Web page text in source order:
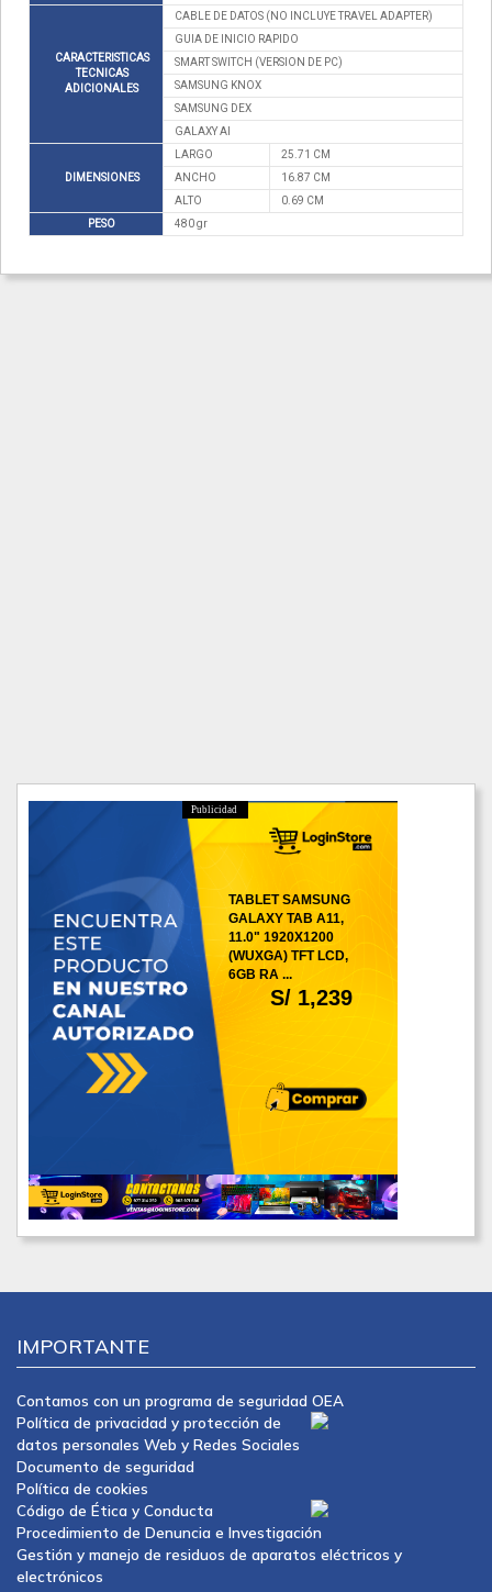
CARACTERISTICAS
TECNICAS
ADICIONALES
CABLE DE DATOS (NO INCLUYE TRAVEL ADAPTER)
GUIA DE INICIO RAPIDO
SMART SWITCH (VERSION DE PC)
SAMSUNG KNOX
SAMSUNG DEX
GALAXY AI
DIMENSIONES
LARGO
25.71 CM
ANCHO
16.87 CM
ALTO
0.69 CM
PESO
480 gr
Publicidad
S/ 1,239
TABLET SAMSUNG
GALAXY TAB A11,
11.0" 1920X1200
(WUXGA) TFT LCD,
6GB RA ...
IMPORTANTE
Contamos con un programa de seguridad OEA
Política de privacidad y protección de
datos personales Web y Redes Sociales
Documento de seguridad
Política de cookies
Código de Ética y Conducta
Procedimiento de Denuncia e Investigación
Gestión y manejo de residuos de aparatos eléctricos y
electrónicos